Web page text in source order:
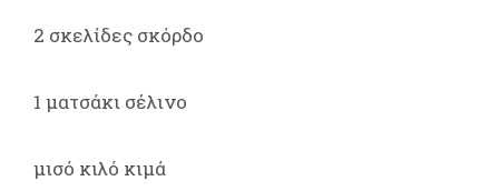
2 σκελίδες σκόρδο
1 ματσάκι σέλινο
μισό κιλό κιμά